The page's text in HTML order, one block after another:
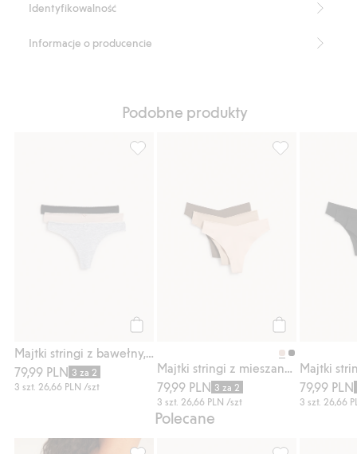
Identyfikowalność
Informacje o producencie
Podobne produkty
Majtki stringi z bawełny, 3-pak
79,99 PLN 3 za 2
3 szt. 26,66 PLN /szt
Majtki stringi z mieszanki bawełny, 3-pak
79,99 PLN 3 za 2
3 szt.26,66 PLN /szt
79,99 PLN
3 szt.26,66
Polecane